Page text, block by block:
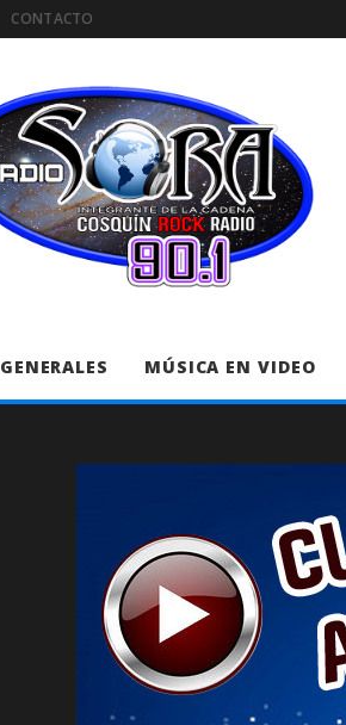
CONTACTO
GENERALES MÚSICA EN VIDEO